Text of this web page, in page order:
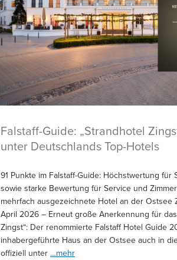
Falstaff-Guide: „Strandhotel
unter Deutschlands Top-Hotels
91 Punkte im Falstaff-Guide: Höchstwertung für
sowie starke Bewertung für Service und
mehrfach ausgezeichnete Hotel an der Ostsee
April 2026 – Erneut große Anerkennung für
Zingst“: Der renommierte Falstaff Hotel Guide
inhabergeführte Haus an der Ostsee auch in
offiziell unter …mehr